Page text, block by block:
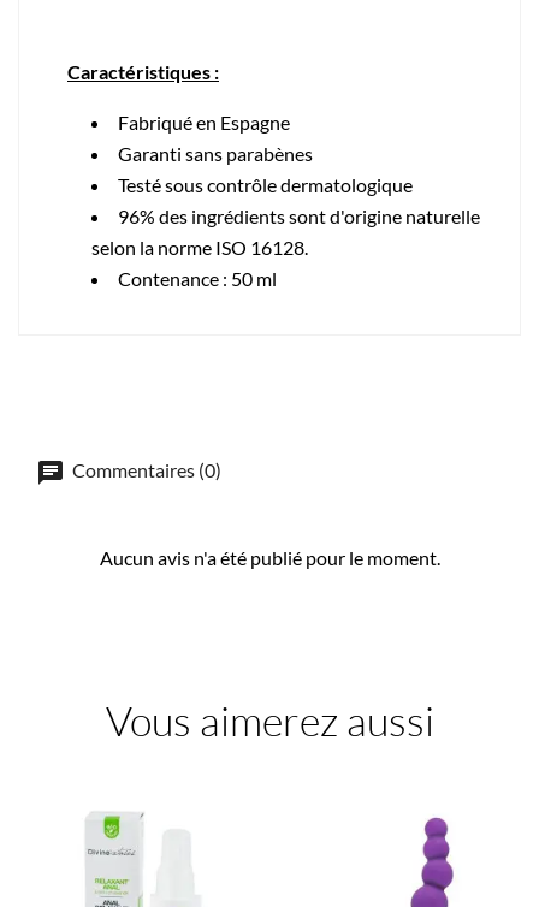
Caractéristiques :
Fabriqué en Espagne
Garanti sans parabènes
Testé sous contrôle dermatologique
96% des ingrédients sont d'origine naturelle
selon la norme ISO 16128.
Contenance : 50 ml
Commentaires (0)
Aucun avis n'a été publié pour le moment.
Vous aimerez aussi